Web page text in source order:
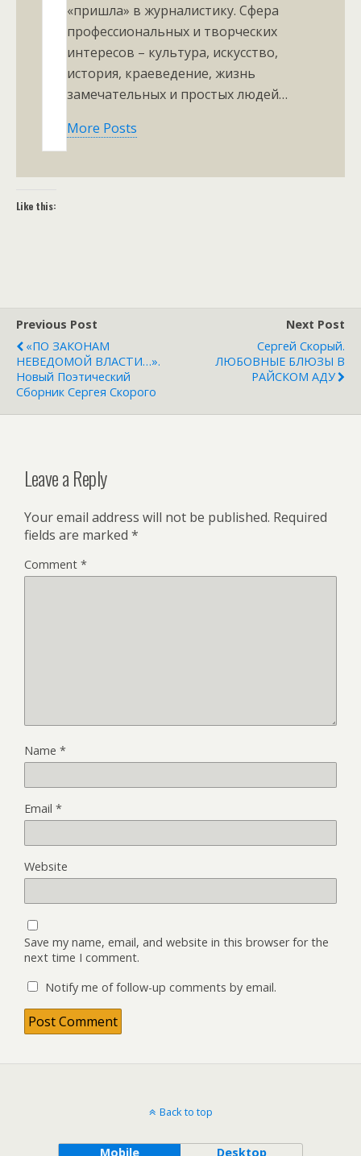
«пришла» в журналистику. Сфера
профессиональных и творческих
интересов – культура, искусство,
история, краеведение, жизнь
замечательных и простых людей…
More Posts
Like this:
Previous Post
«ПО ЗАКОНАМ
НЕВЕДОМОЙ ВЛАСТИ…».
Новый Поэтический
Сборник Сергея Скорого
Next Post
Сергей Скорый.
ЛЮБОВНЫЕ БЛЮЗЫ В
РАЙСКОМ АДУ
Leave a Reply
Your email address will not be published. Required
fields are marked *
Comment *
Name *
Email *
Website
Save my name, email, and website in this browser for the
next time I comment.
Notify me of follow-up comments by email.
Back to top
Mobile Desktop